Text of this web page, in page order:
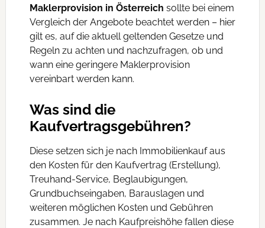
Maklerprovision in Österreich sollte bei einem
Vergleich der Angebote beachtet werden – hier
gilt es, auf die aktuell geltenden Gesetze und
Regeln zu achten und nachzufragen, ob und
wann eine geringere Maklerprovision
vereinbart werden kann.
Was sind die
Kaufvertragsgebühren?
Diese setzen sich je nach Immobilienkauf aus
den Kosten für den Kaufvertrag (Erstellung),
Treuhand-Service, Beglaubigungen,
Grundbuchseingaben, Barauslagen und
weiteren möglichen Kosten und Gebühren
zusammen. Je nach Kaufpreishöhe fallen diese